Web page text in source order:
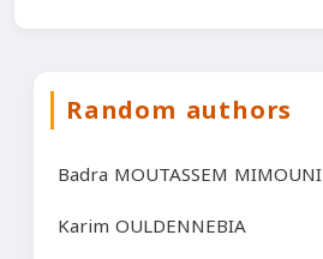
Random authors
Badra MOUTASSEM MIMOUNI
Karim OULDENNEBIA